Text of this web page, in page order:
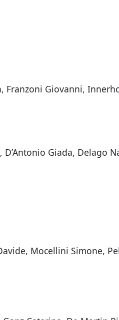
Franzoni Giovanni,
Giada, Delago
Mocellini Simone,